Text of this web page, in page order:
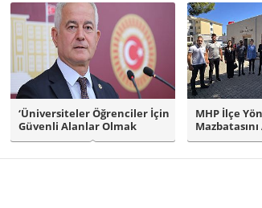
‘Üniversiteler Öğrenciler İçin
Güvenli Alanlar Olmak
Zorunda..
MHP İlçe
Mazbatasını